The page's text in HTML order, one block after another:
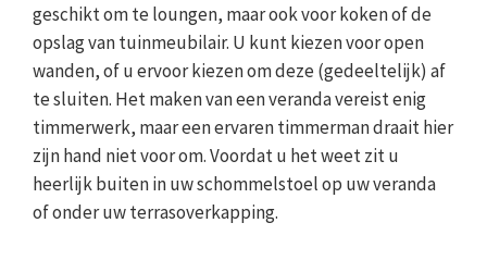
geschikt om te loungen, maar ook voor koken of de
opslag van tuinmeubilair. U kunt kiezen voor open
wanden, of u ervoor kiezen om deze (gedeeltelijk) af
te sluiten. Het maken van een veranda vereist enig
timmerwerk, maar een ervaren timmerman draait hier
zijn hand niet voor om. Voordat u het weet zit u
heerlijk buiten in uw schommelstoel op uw veranda
of onder uw terrasoverkapping.